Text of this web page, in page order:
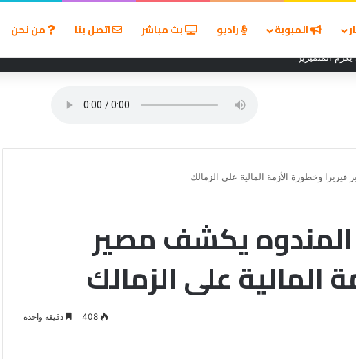
المبوبة راديو بث مباشر اتصل بنا من نحن
المتميزين في مسابقة القروض الشخصية بعد نتائج قوية بالربع الأول من 2026
وخطورة الأزمة المالية على الزمالك
يكشف مصير
المالية على الزمالك
408 دقيقة واحدة